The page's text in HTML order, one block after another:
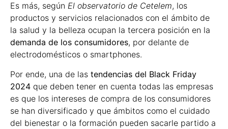
Es más, según El observatorio de Cetelem, los
productos y servicios relacionados con el ámbito de
la salud y la belleza ocupan la tercera posición en la
demanda de los consumidores, por delante de
electrodomésticos o smartphones.
Por ende, una de las tendencias del Black Friday
2024 que deben tener en cuenta todas las empresas
es que los intereses de compra de los consumidores
se han diversificado y que ámbitos como el cuidado
del bienestar o la formación pueden sacarle partido a